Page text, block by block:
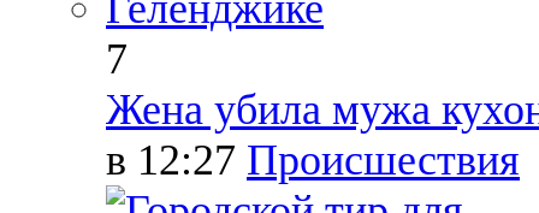
7
Жена убила мужа
в 12:27 Происшествия